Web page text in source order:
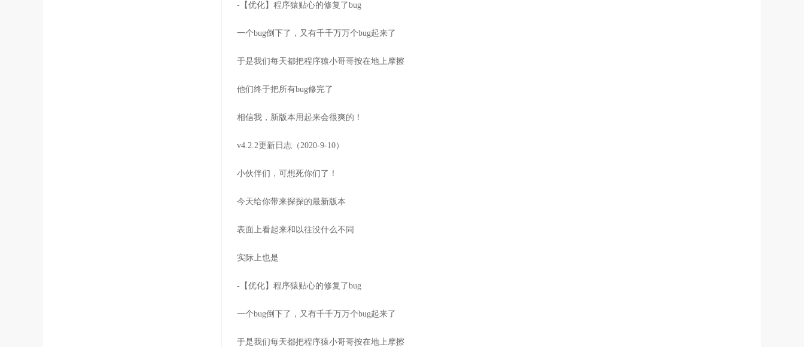
-【优化】程序猿贴心的修复了bug
一个bug倒下了，又有千千万万个bug起来了
于是我们每天都把程序猿小哥哥按在地上摩擦
他们终于把所有bug修完了
相信我，新版本用起来会很爽的！
v4.2.2更新日志（2020-9-10）
小伙伴们，可想死你们了！
今天给你带来探探的最新版本
表面上看起来和以往没什么不同
实际上也是
-【优化】程序猿贴心的修复了bug
一个bug倒下了，又有千千万万个bug起来了
于是我们每天都把程序猿小哥哥按在地上摩擦